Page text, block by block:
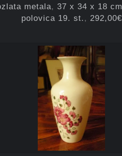
metala
37 x 34 x 18 cm
polovica 19. st.
292,00€